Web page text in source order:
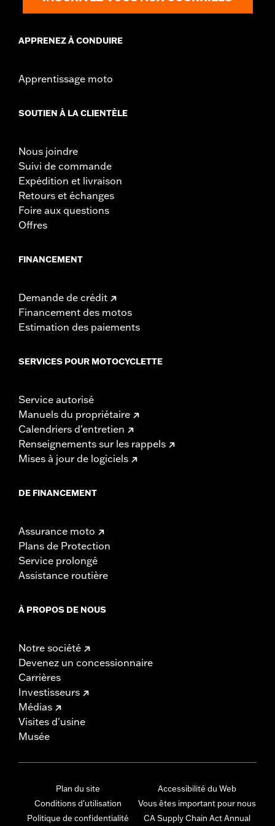
APPRENEZ À CONDUIRE
Apprentissage moto
SOUTIEN À LA CLIENTÈLE
Nous joindre
Suivi de commande
Expédition et livraison
Retours et échanges
Foire aux questions
Offres
FINANCEMENT
Demande de crédit
Financement des motos
Estimation des paiements
SERVICES POUR MOTOCYCLETTE
Service autorisé
Manuels du propriétaire
Calendriers d'entretien
Renseignements sur les rappels
Mises à jour de logiciels
DE FINANCEMENT
Assurance moto
Plans de Protection
Service prolongé
Assistance routière
À PROPOS DE NOUS
Notre société
Devenez un concessionnaire
Carrières
Investisseurs
Médias
Visites d'usine
Musée
Plan du site
Conditions d'utilisation
Politique de confidentialité
Accessibilité du Web
Vous êtes important pour nous
CA Supply Chain Act Annual